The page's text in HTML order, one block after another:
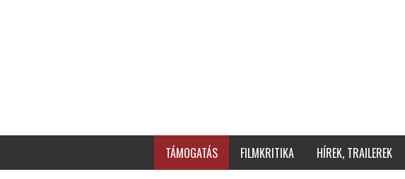
TÁMOGATÁS FILMKRITIKA HÍREK, TRAILEREK